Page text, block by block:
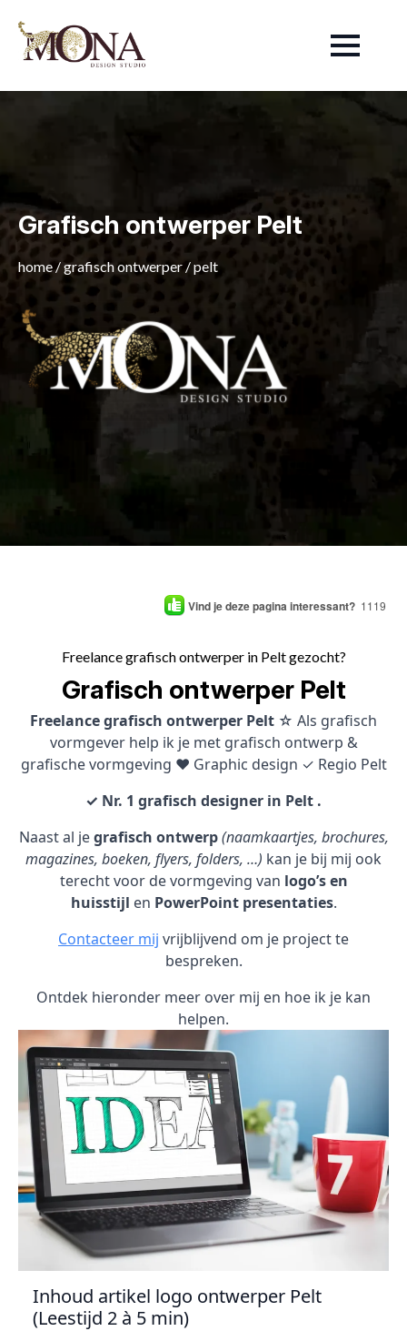
Grafisch ontwerper Pelt
home /grafisch ontwerper /pelt
Vind je deze pagina interessant? 1119
Freelance grafisch ontwerper in Pelt gezocht?
Grafisch ontwerper Pelt
Freelance grafisch ontwerper Pelt ☆ Als grafisch
vormgever help ik je met grafisch ontwerp &
grafische vormgeving ♥ Graphic design ✓ Regio Pelt
✓ Nr. 1 grafisch designer in Pelt .
Naast al jegrafisch ontwerp (naamkaartjes, brochures,
magazines, boeken, flyers, folders, …) kan je bij mij ook
terecht voor de vormgeving van logo’s en
huisstijl en PowerPoint presentaties.
Contacteer mij vrijblijvend om je project te
bespreken.
Ontdek hieronder meer over mij en hoe ik je kan
helpen.
Inhoud artikel logo ontwerper Pelt
(Leestijd 2 à 5 min)